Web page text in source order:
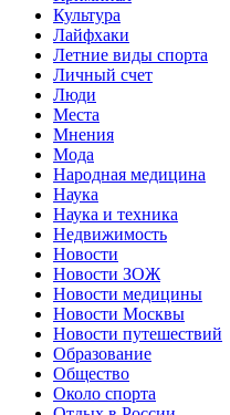
Культура
Лайфхаки
Летние виды спорта
Личный счет
Люди
Места
Мнения
Мода
Народная медицина
Наука
Наука и техника
Недвижимость
Новости
Новости ЗОЖ
Новости медицины
Новости Москвы
Новости путешествий
Образование
Общество
Около спорта